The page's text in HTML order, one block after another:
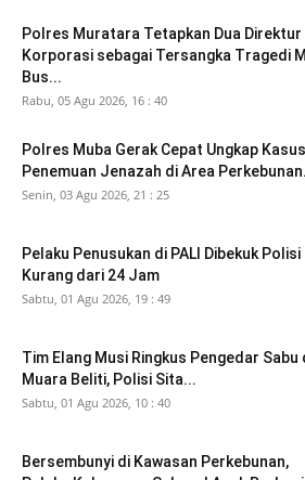
Polres Muratara Tetapkan Dua Direktur
Korporasi sebagai Tersangka Tragedi
Bus...
Rabu, 05 Agu 2026, 16 : 40
Polres Muba Gerak Cepat Ungkap Kasus
Penemuan Jenazah di Area
Senin, 03 Agu 2026, 21 : 25
Pelaku Penusukan di PALI Dibekuk Polisi
Kurang dari 24 Jam
Sabtu, 01 Agu 2026, 19 : 49
Tim Elang Musi Ringkus Pengedar Sabu
Muara Beliti, Polisi Sita...
Sabtu, 01 Agu 2026, 10 : 40
Bersembunyi di Kawasan Perkebunan,